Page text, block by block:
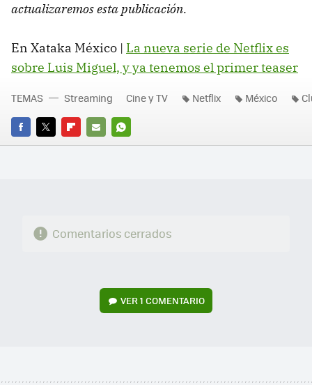
actualizaremos esta publicación.
En Xataka México | La nueva serie de Netflix es
sobre Luis Miguel, y ya tenemos el primer teaser
FACEBOOK
TWITTERFLIPBOARD
E-
WHATSAPP
TEMAS Streaming Cine y TV Netflix México
Comentarios cerrados
VER1 COMENTARIO